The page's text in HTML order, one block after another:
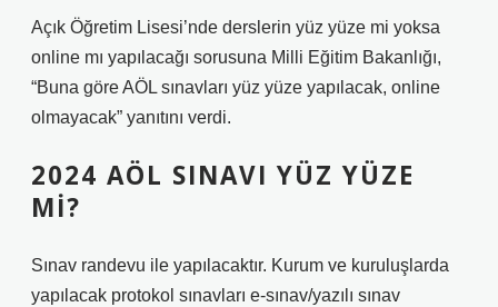
Açık Öğretim Lisesi’nde derslerin yüz yüze mi yoksa
online mı yapılacağı sorusuna Milli Eğitim Bakanlığı,
“Buna göre AÖL sınavları yüz yüze yapılacak, online
olmayacak” yanıtını verdi.
2024 AÖL SINAVI YÜZ YÜZE
MI?
Sınav randevu ile yapılacaktır. Kurum ve kuruluşlarda
yapılacak protokol sınavları e-sınav/yazılı sınav